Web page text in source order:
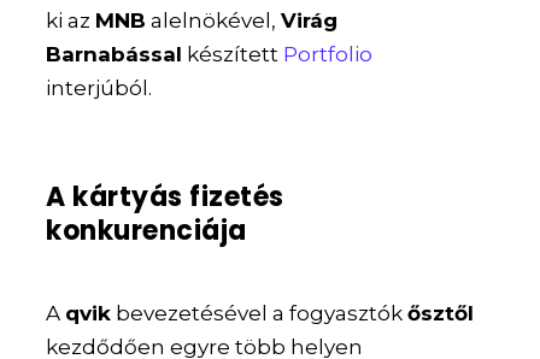
ki az MNB alelnökével,Virág
Barnabással készített Portfolio
interjúból.
A kártyás fizetés
konkurenciája
A qvik bevezetésével a fogyasztókősztől
kezdődően egyre több helyen